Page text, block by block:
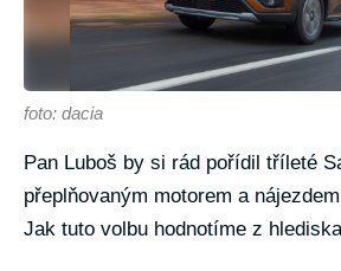
foto: dacia
Pan Luboš by si rád pořídil tříleté
přeplňovaným motorem a
Jak tuto volbu hodnotíme z